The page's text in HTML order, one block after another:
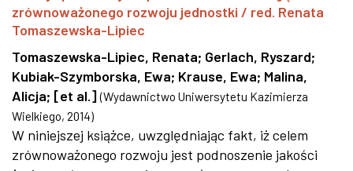
zrównoważonego rozwoju jednostki / red. Renata
Tomaszewska-Lipiec
Tomaszewska-Lipiec, Renata; Gerlach, Ryszard;
Kubiak-Szymborska, Ewa; Krause, Ewa; Malina,
Alicja; [et al.] (Wydawnictwo Uniwersytetu Kazimierza
Wielkiego, 2014)
W niniejszej książce, uwzględniając fakt, iż celem
zrównoważonego rozwoju jest podnoszenie jakości